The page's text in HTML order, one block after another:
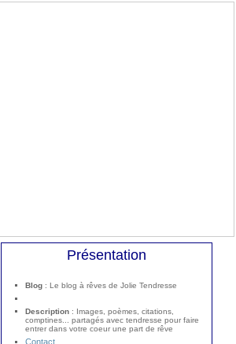
Présentation
Blog : Le blog à rêves de Jolie Tendresse
Description : Images, poèmes, citations,
comptines... partagés avec tendresse pour faire
entrer dans votre coeur une part de rêve
Contact